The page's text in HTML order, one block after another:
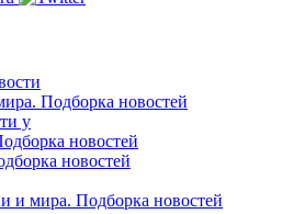
Подборка новостей
у
новостей
новостей
и мира. Подборка новостей